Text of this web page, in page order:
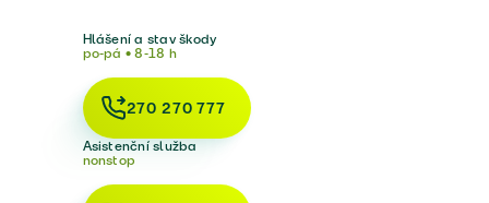
Hlášení a stav škody
po-pá • 8-18 h
270 270 777
Asistenční služba
nonstop